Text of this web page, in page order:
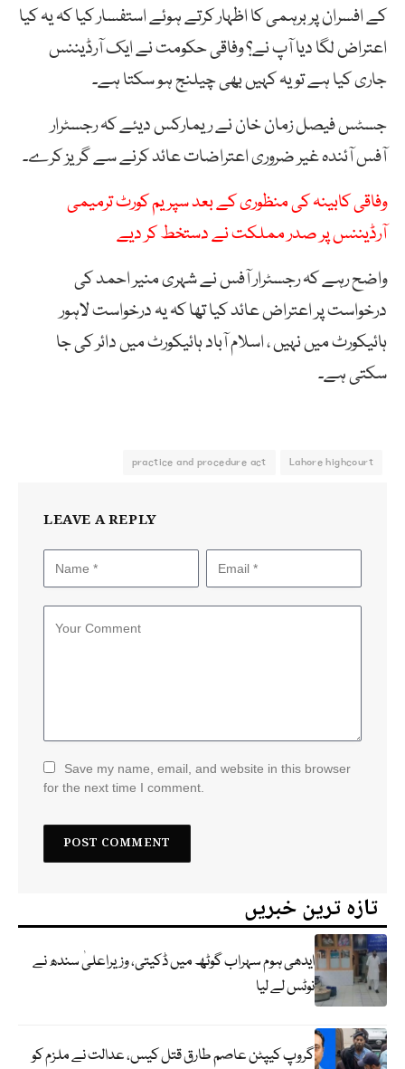
کے افسران پر برہمی کا اظہار کرتے ہوئے استفسار کیا کہ یہ کیا
اعتراض لگا دیا آپ نے؟ وفاقی حکومت نے ایک آرڈیننس
جاری کیا ہے تو یہ کہیں بھی چیلنج ہو سکتا ہے۔
جسٹس فیصل زمان خان نے ریمارکس دیئے کہ رجسٹرار
آفس آئندہ غیر ضروری اعتراضات عائد کرنے سے گریز کرے۔
وفاقی کابینہ کی منظوری کے بعد سپریم کورٹ ترمیمی
آرڈیننس پر صدر مملکت نے دستخط کر دیے
واضح رہے کہ رجسٹرار آفس نے شہری منیر احمد کی
درخواست پر اعتراض عائد کیا تھا کہ یہ درخواست لاہور
ہائیکورٹ میں نہیں ، اسلام آباد ہائیکورٹ میں دائر کی جا
سکتی ہے۔
Lahore highcourt
practice and procedure act
LEAVE A REPLY
Save my name, email, and website in this browser
for the next time I comment.
تازہ ترین خبریں
ایدھی ہوم سہراب گوٹھ میں ڈکیتی، وزیراعلیٰ سندھ نے
نوٹس لے لیا
گروپ کیپٹن عاصم طارق قتل کیس، عدالت نے ملزم کو